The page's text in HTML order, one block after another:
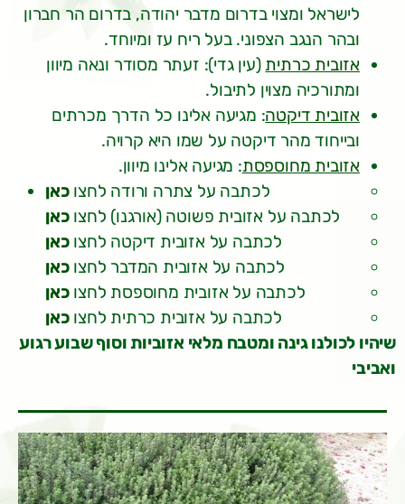
לישראל ומצוי בדרום מדבר יהודה, בדרום הר חברון
ובהר הנגב הצפוני. בעל ריח עז ומיוחד.
אזובית כרתית (עין גדי): זעתר מסודר ונאה מיוון
ומתורכיה מצוין לתיבול.
אזובית דיקטה: מגיעה אלינו כל הדרך מכרתים
ובייחוד מהר דיקטה על שמו היא קרויה.
אזובית מחוספסת: מגיעה אלינו מיוון.
לכתבה על צתרה ורודה לחצוכאן
לכתבה על אזובית פשוטה (אורגנו) לחצוכאן
לכתבה על אזובית דיקטה לחצוכאן
לכתבה על אזובית המדבר לחצוכאן
לכתבה על אזובית מחוספסת לחצוכאן
לכתבה על אזובית כרתית לחצוכאן
שיהיו לכולנו גינה ומטבח מלאי אזוביות וסוף שבוע רגוע
ואביבי